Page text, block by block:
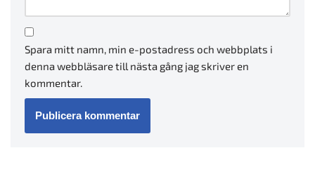
Spara mitt namn, min e-postadress och webbplats i
denna webbläsare till nästa gång jag skriver en
kommentar.